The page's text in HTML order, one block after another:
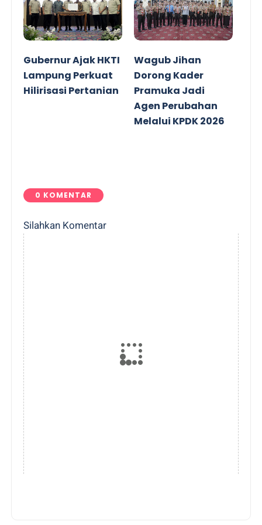
Gubernur Ajak HKTI
Lampung Perkuat
Hilirisasi Pertanian
Wagub Jihan
Dorong Kader
Pramuka Jadi
Agen Perubahan
Melalui KPDK 2026
0 KOMENTAR
Silahkan Komentar